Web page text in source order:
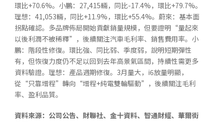
環比+70.6%。小鵬：27,415輛，同比-17.4%，環比+79.7%。
理想：41,053輛，同比+11.9%，環比+55.4%。蔚來：基本面
拐點確認。多品牌佈局開始貢獻銷量規模，但要證明“量起來
以後利潤不被稀釋”，後續關注汽車毛利率、銷售費用率。小
鵬：階段性修復。環比強、同比弱、季度弱，說明短期彈性
有，但恢復力度仍不足以回到去年高景氣區間，持續性需更多
資料驗證。理想：產品週期修復。3月量大，i6放量明顯，
從“只靠增程”轉向“增程+純電雙輪驅動”，後續關注毛利
率、盈利品質。
資料來源：公司公告、財聯社、金十資料、智通財經、華爾街